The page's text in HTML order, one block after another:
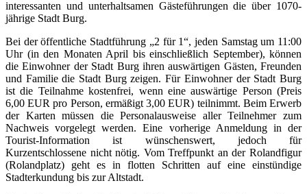
interessanten und unterhaltsamen Gästeführungen die über 1070-
jährige Stadt Burg.
Bei der öffentliche Stadtführung „2 für 1“, jeden Samstag um 11:00
Uhr (in den Monaten April bis einschließlich September), können
die Einwohner der Stadt Burg ihren auswärtigen Gästen, Freunden
und Familie die Stadt Burg zeigen. Für Einwohner der Stadt Burg
ist die Teilnahme kostenfrei, wenn eine auswärtige Person (Preis
6,00 EUR pro Person, ermäßigt 3,00 EUR) teilnimmt. Beim Erwerb
der Karten müssen die Personalausweise aller Teilnehmer zum
Nachweis vorgelegt werden. Eine vorherige Anmeldung in der
Tourist-Information ist wünschenswert, jedoch für
Kurzentschlossene nicht nötig. Vom Treffpunkt an der Rolandfigur
(Rolandplatz) geht es in flotten Schritten auf eine einstündige
Stadterkundung bis zur Altstadt.